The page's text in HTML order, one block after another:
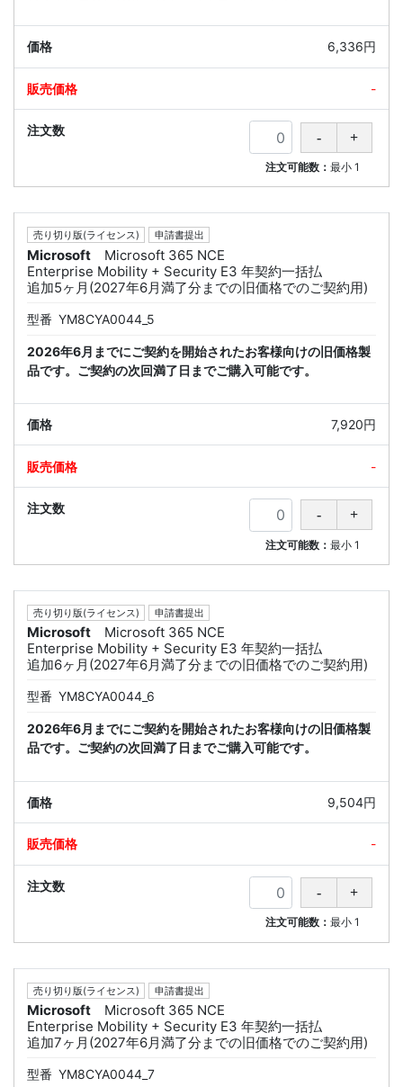
6,336円
-
注文可能数：最小 1
売り切り版(ライセンス) 申請書提出
Microsoft
Microsoft 365 NCE
Enterprise Mobility + Security E3 年契約一括払
追加5ヶ月(2027年6月満了分までの旧価格でのご契約用)
型番 YM8CYA0044_5
2026年6月までにご契約を開始されたお客様向けの旧価格製
品です。ご契約の次回満了日までご購入可能です。
7,920円
-
注文可能数：最小 1
売り切り版(ライセンス) 申請書提出
Microsoft
Microsoft 365 NCE
Enterprise Mobility + Security E3 年契約一括払
追加6ヶ月(2027年6月満了分までの旧価格でのご契約用)
型番 YM8CYA0044_6
2026年6月までにご契約を開始されたお客様向けの旧価格製
品です。ご契約の次回満了日までご購入可能です。
9,504円
-
注文可能数：最小 1
売り切り版(ライセンス) 申請書提出
Microsoft
Microsoft 365 NCE
Enterprise Mobility + Security E3 年契約一括払
追加7ヶ月(2027年6月満了分までの旧価格でのご契約用)
型番 YM8CYA0044_7